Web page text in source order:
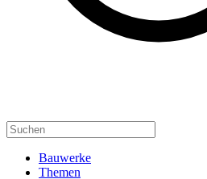
Bauwerke
Themen